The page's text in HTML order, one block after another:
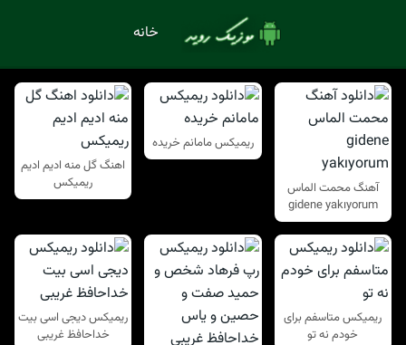
خانه
آهنگ محمت الماس
gidene yakıyorum
ریمیکس مامانم خریده
اهنگ گل منه ادیم ادیم
ریمیکس
ریمیکس متاسفم برای
خودم نه تو
ریمیکس دیجی اسی بیت
خداحافظ غریبی